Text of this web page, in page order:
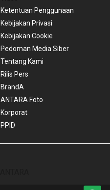
Ketentuan Penggunaan
Kebijakan Privasi
Kebijakan Cookie
Pedoman Media Siber
Tentang Kami
Rilis Pers
BrandA
ANTARA Foto
Korporat
PPID